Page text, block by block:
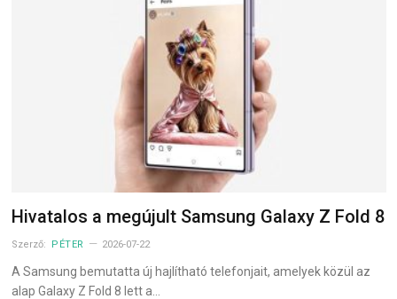
Hivatalos a megújult Samsung Galaxy Z Fold 8
Szerző: PÉTER 2026-07-22
A Samsung bemutatta új hajlítható telefonjait, amelyek közül az
alap Galaxy Z Fold 8 lett a…